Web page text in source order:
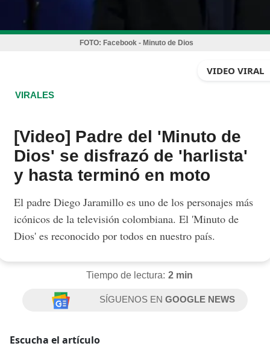
FOTO: Facebook - Minuto de Dios
VIDEO VIRAL
VIRALES
[Video] Padre del 'Minuto de
Dios' se disfrazó de 'harlista'
y hasta terminó en moto
El padre Diego Jaramillo es uno de los personajes más
icónicos de la televisión colombiana. El 'Minuto de
Dios' es reconocido por todos en nuestro país.
Tiempo de lectura: 2 min
SÍGUENOS ENGOOGLE NEWS
Escucha el artículo